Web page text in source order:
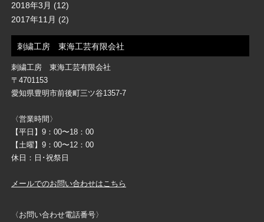
2018年3月 (12)
2017年11月 (2)
刺繍工房 東海工芸有限会社
刺繍工房 東海工芸有限会社
〒4701153
愛知県豊明市前後町三ツ谷1357-7
〈営業時間〉
【平日】9：00〜18：00
【土曜】9：00〜12：00
休日：日･祝祭日
メールでのお問い合わせはこちら
〈お問い合わせ電話番号〉